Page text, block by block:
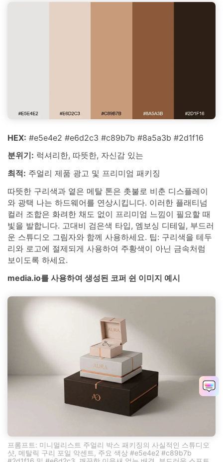
HEX: #e5e4e2 #e6d2c3 #c89b7b #8a5a3b #2d1f16
분위기: 럭셔리한, 따뜻한, 자신감 있는
최적: 주얼리 제품 광고 및 프리미엄 패키징
따뜻한 구리색과 옅은 메탈 톤은 촛불로 비춘 디스플레이
와 광택 나는 하드웨어를 연상시킵니다. 이러한 플래티넘
컬러 조합은 화려한 채도 없이 프리미엄 느낌이 필요할 때
빛을 발합니다. 고대비 검은색 타입, 엠보싱 디테일, 부드러
운 스튜디오 그림자와 함께 사용하세요. 팁: 구리색을 테두
리와 로고에 절제되게 사용하여 주황색이 아닌 금속처럼
보이도록 하세요.
media.io를 사용하여 생성된 코퍼 쉰 이미지 예시
프롬프트: 미니멀리스트 주얼리 박스 패키징의 사실적인 스튜디오
샷, 메탈릭 구리 포일 악센트, 주요 색상 #e5e4e2 #c89b7b